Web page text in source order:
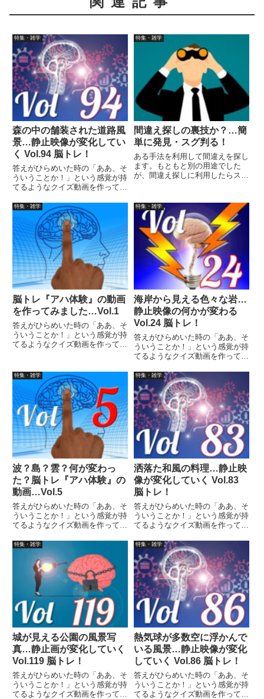
特集・雑学
森の中の舗装された道路風
景…静止映像が変化してい
く Vol.94 脳トレ！
答えがひらめいた時の「ああ、そ
ういうことか！」という感覚が持
てるようなクイズ動画を作ってみ
画に答えはありませんので、最後
まで繰り返し見られます。
特集・雑学
間違え探しの裏技か？…簡
単に発見・スグ判る！
ある手法を利用して間違えを探し
ます。もともと別の用途でした
が、間違え探しに利用したらスグ
特集・雑学
脳トレ『アハ体験』の動画
を作ってみました…Vol.1
答えがひらめいた時の「ああ、そ
ういうことか！」という感覚が持
てるようなクイズ動画を作ってみ
まで繰り返し見られます。ちなみ
に、作り方に興味がありました
ら、参考にできる記事がありま
す。
特集・雑学
海岸から見える色々な岩…
静止映像の何かが変わる
Vol.24 脳トレ！
答えがひらめいた時の「ああ、そ
ういうことか！」という感覚が持
てるようなクイズ動画を作ってみ
画に答えはありませんので、最後
まで繰り返し見られます。
特集・雑学
波？島？雲？何が変わっ
た？脳トレ『アハ体験』の
動画…Vol.5
答えがひらめいた時の「ああ、そ
ういうことか！」という感覚が持
てるようなクイズ動画を作ってみ
画に答えはありませんので、最後
まで繰り返し見られます。
特集・雑学
洒落た和風の料理…静止映
像が変化していく Vol.83
脳トレ！
答えがひらめいた時の「ああ、そ
ういうことか！」という感覚が持
てるようなクイズ動画を作ってみ
画に答えはありませんので、最後
まで繰り返し見られます。
特集・雑学
城が見える公園の風景写
真…静止画が変化していく
Vol.119 脳トレ！
答えがひらめいた時の「ああ、そ
ういうことか！」という感覚が持
てるようなクイズ動画を作ってみ
特集・雑学
熱気球が多数空に浮かんで
いる風景…静止映像が変化
していく Vol.86 脳トレ！
答えがひらめいた時の「ああ、そ
ういうことか！」という感覚が持
てるようなクイズ動画を作ってみ